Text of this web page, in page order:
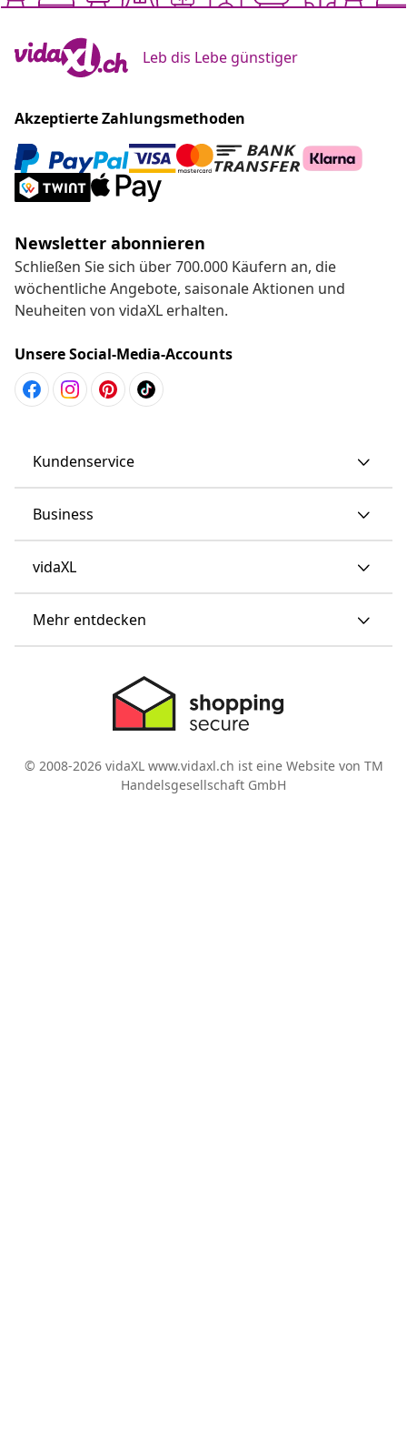
Leb dis Lebe günstiger
Akzeptierte Zahlungsmethoden
Newsletter abonnieren
Schließen Sie sich über 700.000 Käufern an, die
wöchentliche Angebote, saisonale Aktionen und
Neuheiten von vidaXL erhalten.
Unsere Social-Media-Accounts
Kundenservice
Business
vidaXL
Mehr entdecken
© 2008-2026 vidaXL www.vidaxl.ch ist eine Website von TM
Handelsgesellschaft GmbH